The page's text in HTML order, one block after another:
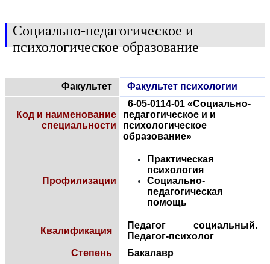
Социально-педагогическое и
психологическое образование
Факультет Факультет психологии
Код и наименование
специальности
6-05-0114-01 «Социально-
педагогическое и и
психологическое
образование»
Профилизации
Практическая
психология
Социально-
педагогическая
помощь
Квалификация
Педагог социальный.
Педагог-психолог
Степень
Бакалавр